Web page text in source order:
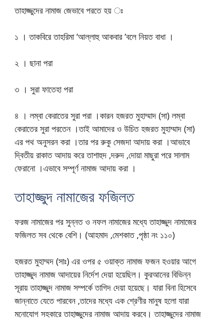
তাহাজ্জুদের নামাজ জেভাবে পরতে হয় ঃ
১ । তাকবিরে তাহরিমা ‘আল্লাহু আকবার ‘বলে নিয়ত বাধা ।
২ । ছানা পরা
৩ । সুরা ফাতেহা পরা
৪ । লম্বা কেরাতের সুরা পরা ।কারন হজরত মুহাম্মাদ (সা) লম্বা
কেরাতের সুরা পরতেন ।তাই আমাদের ও উচিত হজরত মুহাম্মাদ (সা)
এর পথ অনুসরন করা ।তার পর রুকু সেজদা আদায় করা ।আভাবে
দ্বিতীয় রাকাত আদায় করে তাশাহুদ ,দরুদ ,দোয়া মাছুরা পরে সালাম
ফেরানো ।এভাবে সম্পূর্ণ নামাজ আদায় করা ।
তাহাজ্জুদ নামাজের ফজিলত
ফরজ নামাজের পর সুন্নত ও নফল নামাজের মধ্যে তাহাজ্জুদ নামাজের
ফজিলত সব থেকে বেশি। (আহমাদ ,মেশকাত ,পৃষ্ঠা নং ১১০)
হজরত মুহাম্মদ (সাঃ) এর ওপর ৫ ওয়াক্ত নামাজ ফজন হওয়ার আগে
তাহাজ্জুদ নামাজ আদায়ের নির্দেশ দেয়া হয়েছিল। কুরআনের বিভিন্ন
সূরায় তাহাজ্জুদ নামাজ সম্পর্কে তাগিদ দেয়া হয়েছে। যারা বিনা হিসেবে
জান্নাতে যেতে পারবেন ,তাদের মধ্যে এক শ্রেণীর মানুষ হলো যারা
মনোযোগ সহকারে তাহাজ্জুদের নামাজ আদায় করবে।তাহাজ্জুদের নামাজ